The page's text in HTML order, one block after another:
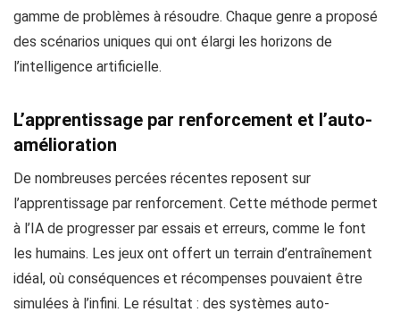
gamme de problèmes à résoudre. Chaque genre a proposé
des scénarios uniques qui ont élargi les horizons de
l’intelligence artificielle.
L’apprentissage par renforcement et l’auto-
amélioration
De nombreuses percées récentes reposent sur
l’apprentissage par renforcement. Cette méthode permet
à l’IA de progresser par essais et erreurs, comme le font
les humains. Les jeux ont offert un terrain d’entraînement
idéal, où conséquences et récompenses pouvaient être
simulées à l’infini. Le résultat : des systèmes auto-